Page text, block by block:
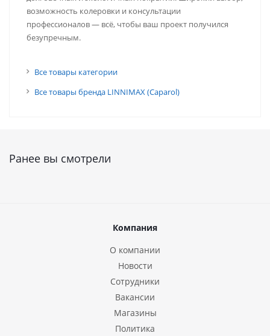
возможность колеровки и консультации
профессионалов — всё, чтобы ваш проект получился
безупречным.
Все товары категории
Все товары бренда LINNIMAX (Caparol)
Ранее вы смотрели
Компания
О компании
Новости
Сотрудники
Вакансии
Магазины
Политика